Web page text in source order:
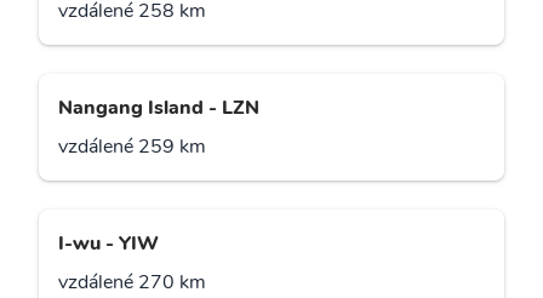
vzdálené 258 km
Nangang Island - LZN
vzdálené 259 km
I-wu - YIW
vzdálené 270 km